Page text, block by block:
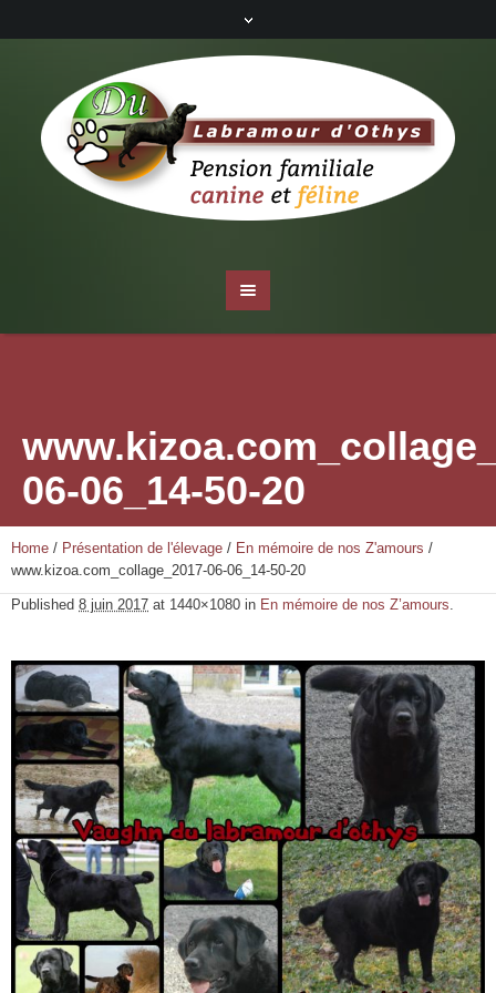
06-06_14-50-20
Home / Présentation de l'élevage / En mémoire de nos Z'amours /
www.kizoa.com_collage_2017-06-06_14-50-20
Published 8 juin 2017 at 1440×1080 in En mémoire de nos Z’amours.